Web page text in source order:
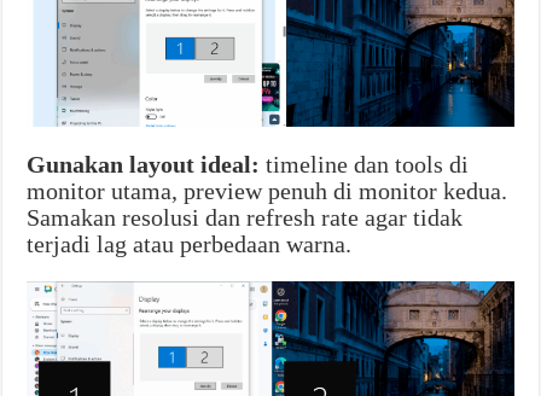
Gunakan layout ideal: timeline dan tools di
monitor utama, preview penuh di monitor kedua.
Samakan resolusi dan refresh rate agar tidak
terjadi lag atau perbedaan warna.